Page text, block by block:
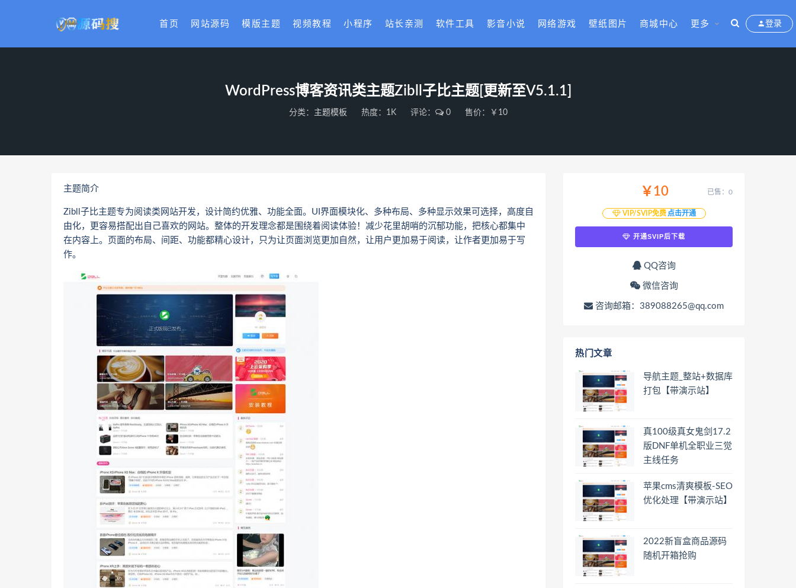
首页 网站源码 模版主题 视频教程 小程序 站长亲测 软件工具 影音小说 网络游戏 壁纸图片 商城中心 更多 登录
WordPress博客资讯类主题Zibll子比主题[更新至V5.1.1]
分类： 主题模板 热度：1K 评论： 0 售价：￥10
主题简介
Zibll子比主题专为阅读类网站开发，设计简约优雅、功能全面。UI界面模块化、多种布局、多种显示效果可选择，高度自
由化，更容易搭配出自己喜欢的网站。整体的开发理念都是围绕着阅读体验！减少花里胡哨的沉郁功能，把核心都集中
在内容上。页面的布局、间距、功能都精心设计，只为让页面浏览更加自然，让用户更加易于阅读，让作者更加易于写
作。
￥10
VIP/SVIP免费 点击开通
已售：0
开通SVIP后下载
QQ咨询
微信咨询
咨询邮箱：389088265@qq.com
热门文章
导航主题_整站+数据库
打包【带演示站】
真100级真女鬼剑17.2
版DNF单机全职业三觉
主线任务
苹果cms清爽模板-SEO
优化处理【带演示站】
2022新盲盒商品源码
随机开箱抢购